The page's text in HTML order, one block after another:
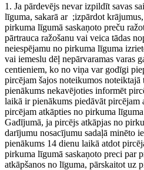
1. Ja pārdevējs nevar izpildīt savas
līguma, sakarā ar ;izpārdot
pirkuma līgumā saskaņoto preču
pārtrauca ražošanu vai veica tādas
neiespējamu no pirkuma līguma
vai iemeslu dēļ nepārvaramas varas
centieniem, ko no viņa var godīgi
pircējam šajos noteikumos
pienākums nekavējoties informēt
laikā ir pienākums piedāvāt
pircējam atkāpties no pirkuma
Gadījumā, ja pircējs atkāpjas no
darījumu nosacījumu sadaļā minēto
pienākums 14 dienu laikā atdot
pirkuma līgumā saskaņoto preci par
atkāpšanos no līguma, pārskaitot uz